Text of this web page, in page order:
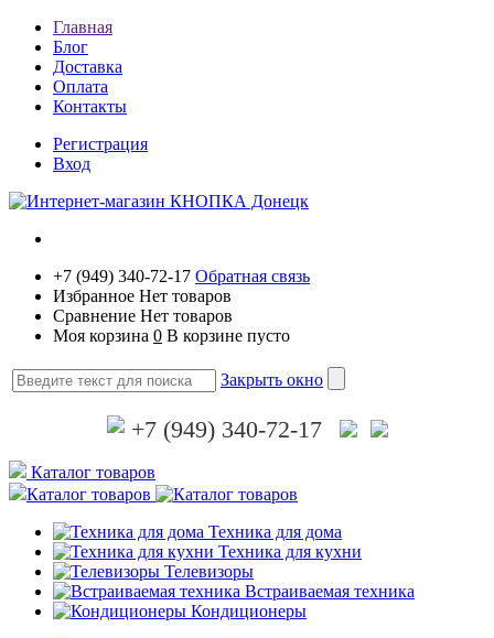
Главная
Блог
Доставка
Оплата
Контакты
Регистрация
Вход
+7 (949) 340-72-17 Обратная связь
Избранное Нет товаров
Сравнение Нет товаров
Моя корзина 0 В корзине пусто
Закрыть окно
+7 (949) 340-72-17
Каталог товаров
Каталог товаров
Техника для дома
Техника для кухни
Телевизоры
Встраиваемая техника
Кондиционеры